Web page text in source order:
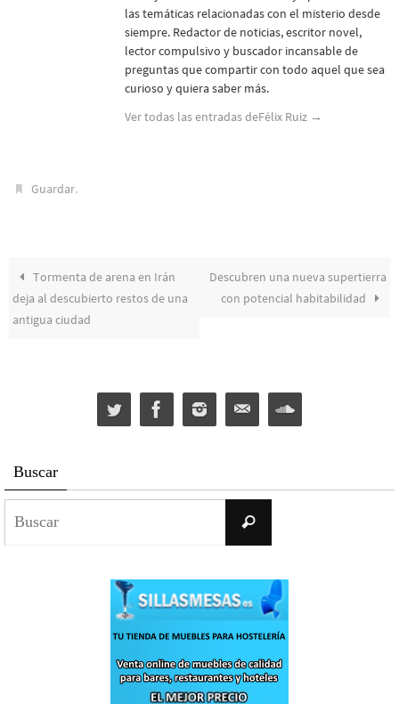
las temáticas relacionadas con el misterio desde
siempre. Redactor de noticias, escritor novel,
lector compulsivo y buscador incansable de
preguntas que compartir con todo aquel que sea
curioso y quiera saber más.
Ver todas las entradas deFélix Ruiz →
Guardar.
Tormenta de arena en Irán
deja al descubierto restos de una
antigua ciudad
Descubren una nueva supertierra
con potencial habitabilidad
Buscar
Buscar